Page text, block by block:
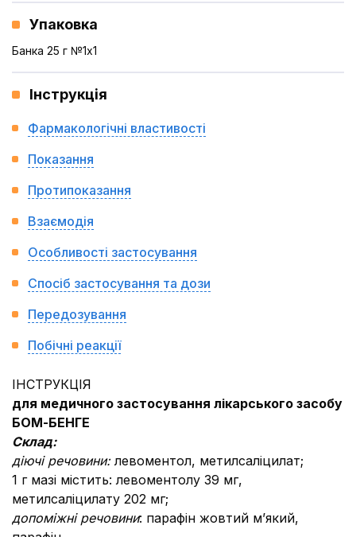
Упаковка
Банка 25 г №1x1
Інструкція
Фармакологічні властивості
Показання
Протипоказання
Взаємодія
Особливості застосування
Спосіб застосування та дози
Передозування
Побічні реакції
ІНСТРУКЦІЯ
для медичного застосування лікарського засобу
БОМ-БЕНГЕ
Склад:
діючі речовини:левоментол, метилсаліцилат;
1 г мазі містить: левоментолу 39 мг,
метилсаліцилату 202 мг;
допоміжні речовини: парафін жовтий м’який,